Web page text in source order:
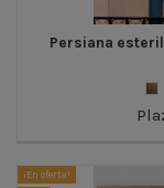
Persiana
¡En oferta!